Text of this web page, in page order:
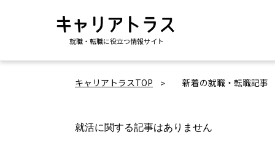
就職・転職に役立つ情報サイト
キャリアトラスTOP 新着の就職・転職記事
就活に関する記事はありません